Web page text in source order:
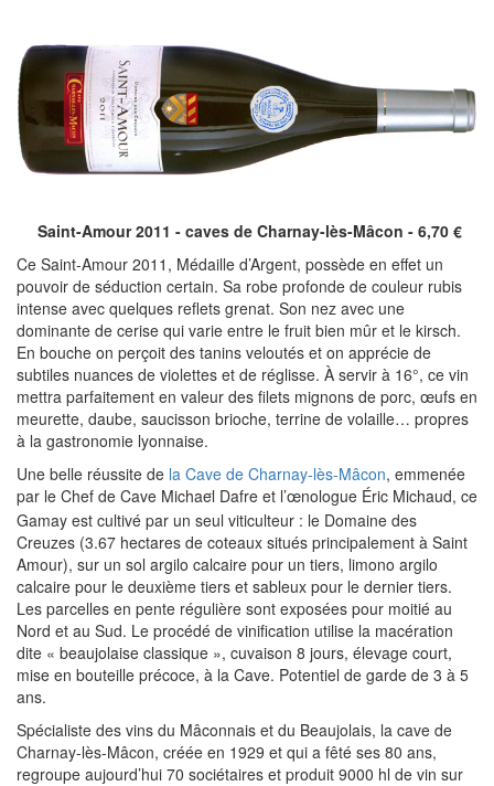
Saint-Amour 2011 - caves de Charnay-lès-Mâcon - 6,70 €
Ce Saint-Amour 2011, Médaille d’Argent, possède en effet un
pouvoir de séduction certain. Sa robe profonde de couleur rubis
intense avec quelques reflets grenat. Son nez avec une
dominante de cerise qui varie entre le fruit bien mûr et le kirsch.
En bouche on perçoit des tanins veloutés et on apprécie de
subtiles nuances de violettes et de réglisse. À servir à 16°, ce vin
mettra parfaitement en valeur des filets mignons de porc, œufs en
meurette, daube, saucisson brioche, terrine de volaille… propres
à la gastronomie lyonnaise.
Une belle réussite de la Cave de Charnay-lès-Mâcon, emmenée
par le Chef de Cave Michael Dafre et l’œnologue Éric Michaud, ce
Gamay est cultivé par un seul viticulteur : le Domaine des
Creuzes (3.67 hectares de coteaux situés principalement à Saint
Amour), sur un sol argilo calcaire pour un tiers, limono argilo
calcaire pour le deuxième tiers et sableux pour le dernier tiers.
Les parcelles en pente régulière sont exposées pour moitié au
Nord et au Sud. Le procédé de vinification utilise la macération
dite « beaujolaise classique », cuvaison 8 jours, élevage court,
mise en bouteille précoce, à la Cave. Potentiel de garde de 3 à 5
ans.
Spécialiste des vins du Mâconnais et du Beaujolais, la cave de
Charnay-lès-Mâcon, créée en 1929 et qui a fêté ses 80 ans,
regroupe aujourd’hui 70 sociétaires et produit 9000 hl de vin sur